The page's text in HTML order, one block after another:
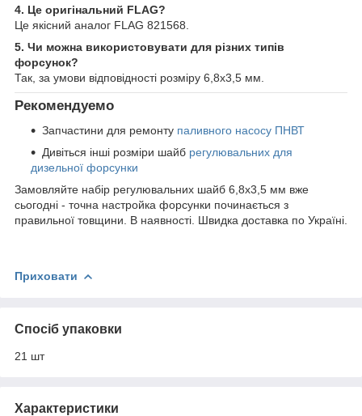
4. Це оригінальний FLAG?
Це якісний аналог FLAG 821568.
5. Чи можна використовувати для різних типів
форсунок?
Так, за умови відповідності розміру 6,8х3,5 мм.
Рекомендуемо
Запчастини для ремонту паливного насосу ПНВТ
Дивіться інші розміри шайб регулювальних для
дизельної форсунки
Замовляйте набір регулювальних шайб 6,8х3,5 мм вже
сьогодні - точна настройка форсунки починається з
правильної товщини. В наявності. Швидка доставка по Україні.
Приховати
Спосіб упаковки
21 шт
Характеристики